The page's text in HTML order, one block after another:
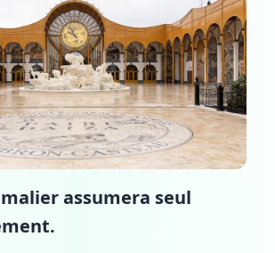
assumera seul